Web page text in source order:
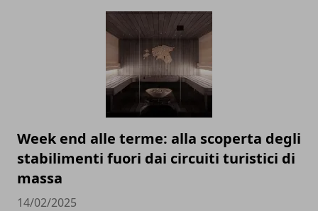
Week end alle terme: alla scoperta degli
stabilimenti fuori dai circuiti turistici di
massa
14/02/2025